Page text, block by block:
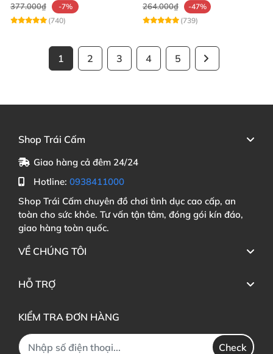
377.000₫
-7%
(740)
264.000₫
-47%
(739)
1 2 3 4 5
Shop Trái Cấm
Giao hàng cả đêm 24/24
Hotline: 0938411000
Shop Trái Cấm chuyên đồ chơi tình dục cao cấp, an
toàn cho sức khỏe. Tư vấn tận tâm, đóng gói kín đáo,
giao hàng toàn quốc.
VỀ CHÚNG TÔI
HỖ TRỢ
KIỂM TRA ĐƠN HÀNG
Check